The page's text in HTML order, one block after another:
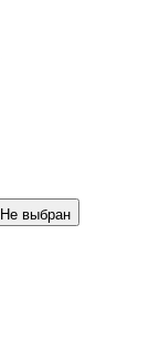
Не выбран